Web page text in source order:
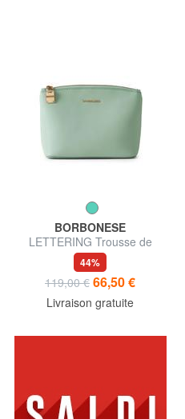
BORBONESE
LETTERING Trousse de
toilette en cuir
44%
119,00 € 66,50 €
Livraison gratuite